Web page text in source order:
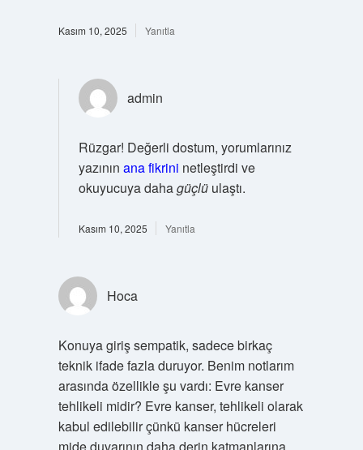
Kasım 10, 2025 Yanıtla
admin
Rüzgar! Değerli dostum, yorumlarınız
yazının ana fikrini netleştirdi ve
okuyucuya dahagüçlüulaştı.
Kasım 10, 2025 Yanıtla
Hoca
Konuya giriş sempatik, sadece birkaç
teknik ifade fazla duruyor. Benim notlarım
arasında özellikle şu vardı: Evre kanser
tehlikeli midir? Evre kanser, tehlikeli olarak
kabul edilebilir çünkü kanser hücreleri
mide duvarının daha derin katmanlarına